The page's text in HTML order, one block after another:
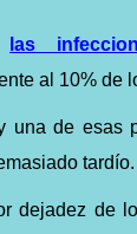
las
al 10% de
una de esas
tardío.
dejadez de